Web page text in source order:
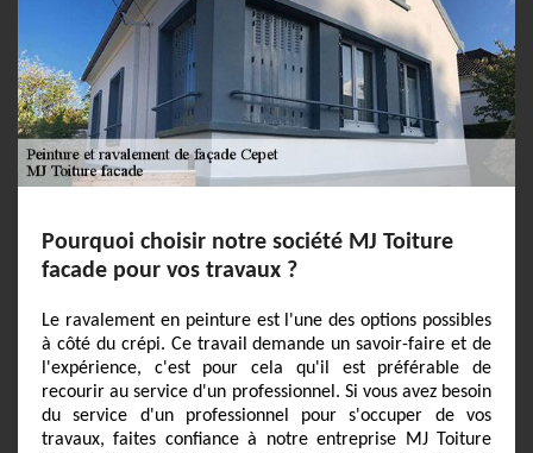
Pourquoi choisir notre société MJ Toiture
facade pour vos travaux ?
Le ravalement en peinture est l'une des options possibles
à côté du crépi. Ce travail demande un savoir-faire et de
l'expérience, c'est pour cela qu'il est préférable de
recourir au service d'un professionnel. Si vous avez besoin
du service d'un professionnel pour s'occuper de vos
travaux, faites confiance à notre entreprise MJ Toiture